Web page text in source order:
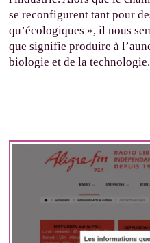
se reconfigurent tant pour
qu’écologiques », il nous
que signifie produire à
biologie et de la technologie.